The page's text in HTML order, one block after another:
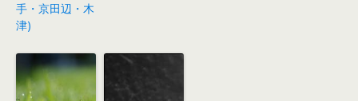
手・京田辺・木
津)